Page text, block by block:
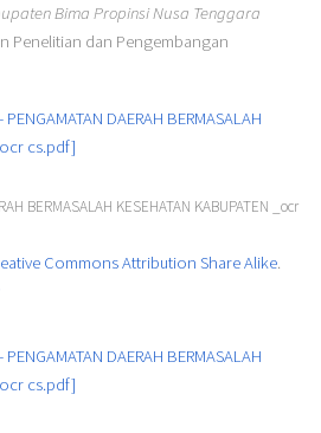
Bima Propinsi Nusa Tenggara
Penelitian dan Pengembangan
BERMASALAH KESEHATAN KABUPATEN _ocr
Commons Attribution Share Alike.